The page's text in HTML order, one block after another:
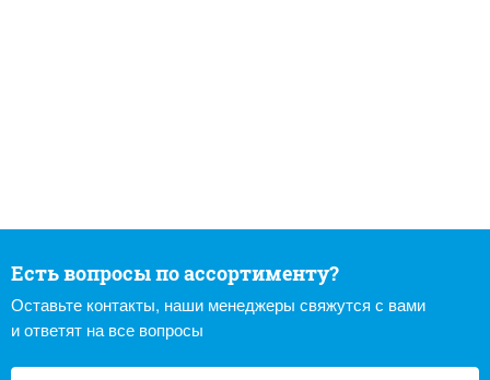
Есть вопросы по ассортименту?
Оставьте контакты, наши менеджеры свяжутся с вами
и ответят на все вопросы